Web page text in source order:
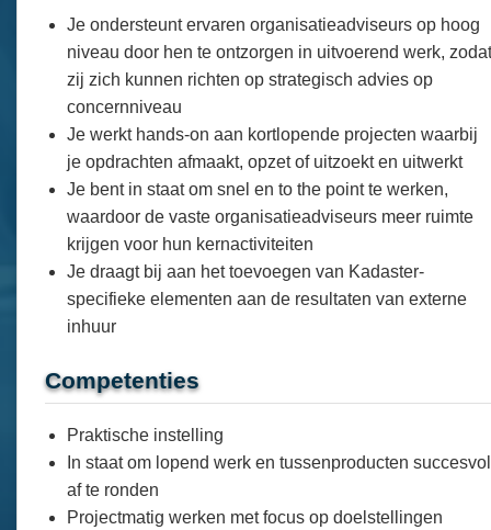
Je ondersteunt ervaren organisatieadviseurs op hoog
niveau door hen te ontzorgen in uitvoerend werk, zodat
zij zich kunnen richten op strategisch advies op
concernniveau
Je werkt hands-on aan kortlopende projecten waarbij
je opdrachten afmaakt, opzet of uitzoekt en uitwerkt
Je bent in staat om snel en to the point te werken,
waardoor de vaste organisatieadviseurs meer ruimte
krijgen voor hun kernactiviteiten
Je draagt bij aan het toevoegen van Kadaster-
specifieke elementen aan de resultaten van externe
inhuur
Competenties
Praktische instelling
In staat om lopend werk en tussenproducten succesvol
af te ronden
Projectmatig werken met focus op doelstellingen